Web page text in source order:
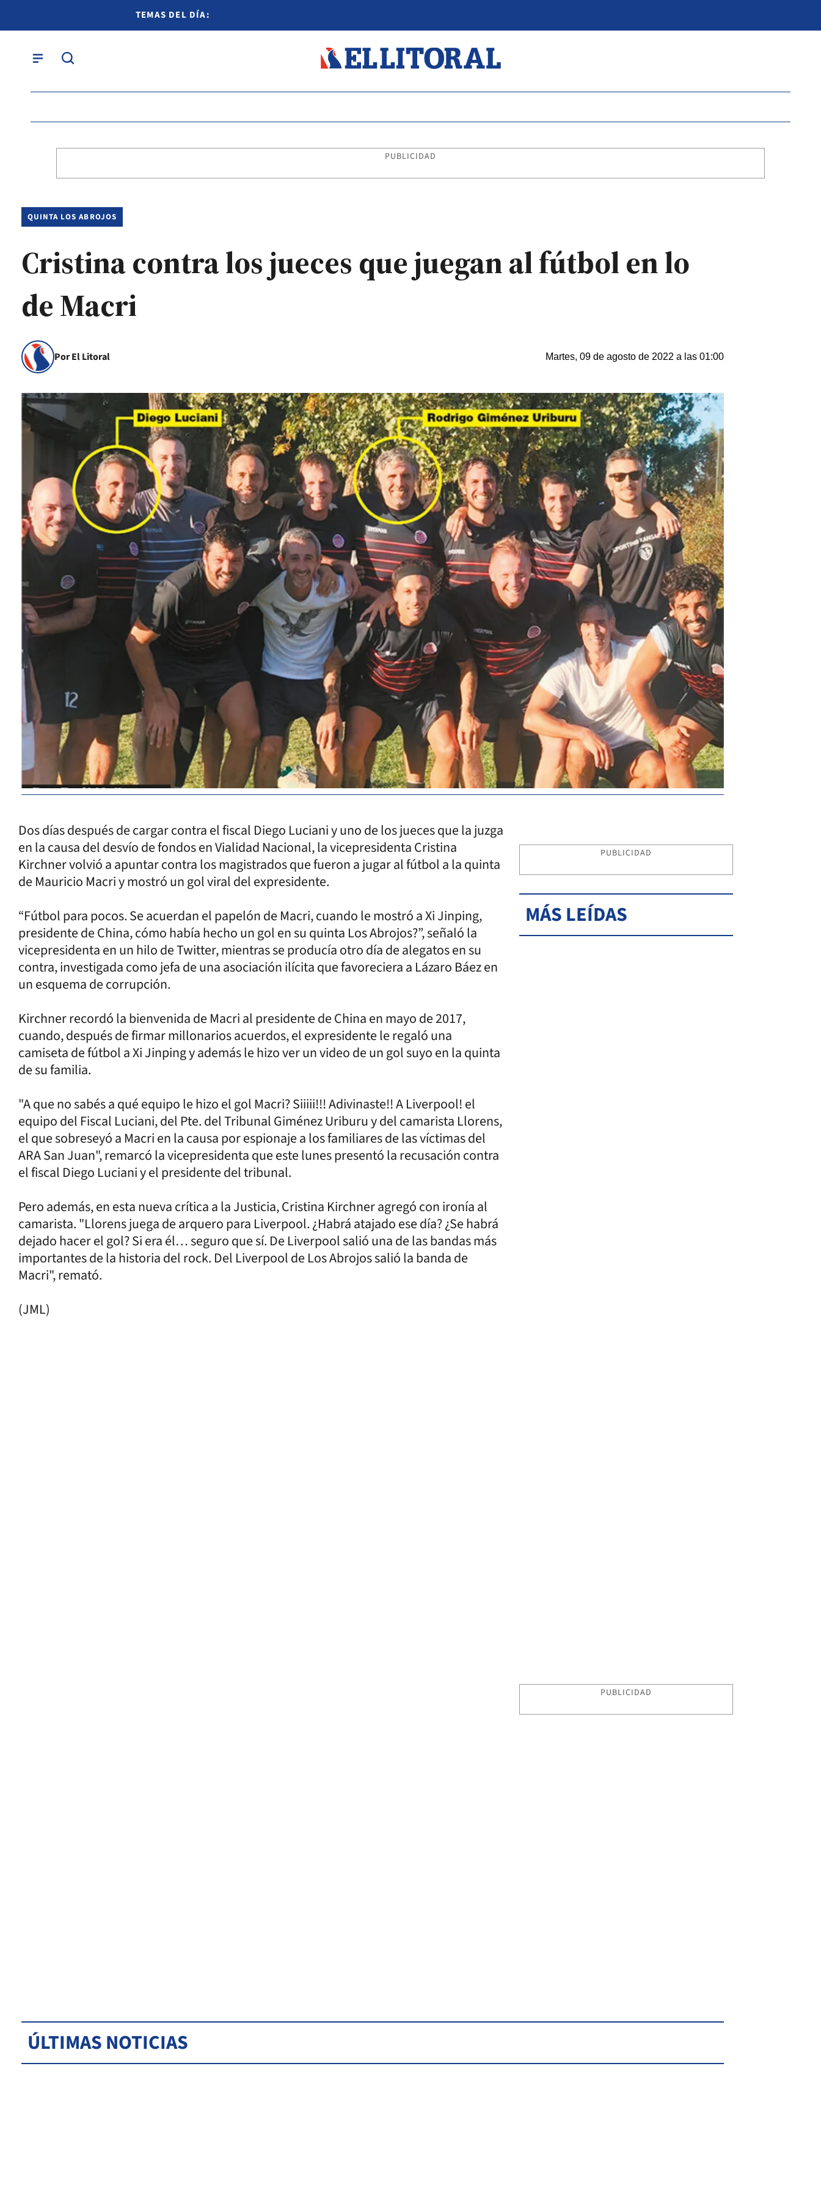
TEMAS DEL DÍA:
PUBLICIDAD
QUINTA LOS ABROJOS
Cristina contra los jueces que juegan al fútbol en lo
de Macri
Por El Litoral Martes, 09 de agosto de 2022 a las 01:00
Dos días después de cargar contra el fiscal Diego Luciani y uno de los jueces que la juzga
en la causa del desvío de fondos en Vialidad Nacional, la vicepresidenta Cristina
Kirchner volvió a apuntar contra los magistrados que fueron a jugar al fútbol a la quinta
de Mauricio Macri y mostró un gol viral del expresidente.
“Fútbol para pocos. Se acuerdan el papelón de Macri, cuando le mostró a Xi Jinping,
presidente de China, cómo había hecho un gol en su quinta Los Abrojos?”, señaló la
vicepresidenta en un hilo de Twitter, mientras se producía otro día de alegatos en su
contra, investigada como jefa de una asociación ilícita que favoreciera a Lázaro Báez en
un esquema de corrupción.
Kirchner recordó la bienvenida de Macri al presidente de China en mayo de 2017,
cuando, después de firmar millonarios acuerdos, el expresidente le regaló una
camiseta de fútbol a Xi Jinping y además le hizo ver un video de un gol suyo en la quinta
de su familia.
"A que no sabés a qué equipo le hizo el gol Macri? Siiiii!!! Adivinaste!! A Liverpool! el
equipo del Fiscal Luciani, del Pte. del Tribunal Giménez Uriburu y del camarista Llorens,
el que sobreseyó a Macri en la causa por espionaje a los familiares de las víctimas del
ARA San Juan", remarcó la vicepresidenta que este lunes presentó la recusación contra
el fiscal Diego Luciani y el presidente del tribunal.
Pero además, en esta nueva crítica a la Justicia, Cristina Kirchner agregó con ironía al
camarista. "Llorens juega de arquero para Liverpool. ¿Habrá atajado ese día? ¿Se habrá
dejado hacer el gol? Si era él… seguro que sí. De Liverpool salió una de las bandas más
importantes de la historia del rock. Del Liverpool de Los Abrojos salió la banda de
Macri", remató.
(JML)
PUBLICIDAD
MÁS LEÍDAS
PUBLICIDAD
ÚLTIMAS NOTICIAS